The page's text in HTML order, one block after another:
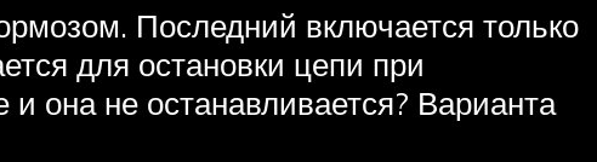
Последний включается только
для остановки цепи при
она не останавливается? Варианта